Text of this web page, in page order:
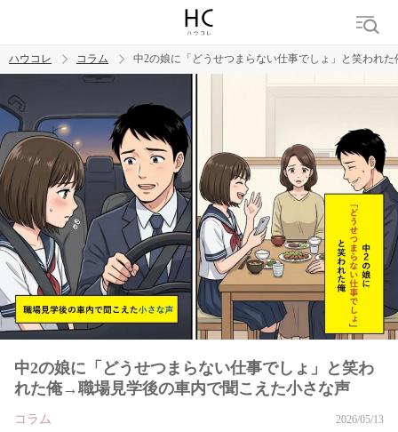
トレンド ワード
男の本音 男ウケ NG行動 彼女 イイ女 婚活
ハウコレ コラム 中2の娘に「どうせつまらない仕事でしょ」と笑われ
中2の娘に「どうせつまらない仕事でしょ」と笑わ
れた俺→職場見学後の車内で聞こえた小さな声
コラム 2026/05/13